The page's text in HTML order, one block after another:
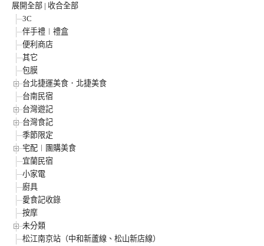
展開全部 | 收合全部
3C
伴手禮︱禮盒
便利商店
其它
包膜
台北捷運美食．北捷美食
台南民宿
台灣遊記
台灣食記
季節限定
宅配︱團購美食
宜蘭民宿
小家電
廚具
愛食記收錄
按摩
未分類
松江南京站（中和新蘆線、松山新店線）